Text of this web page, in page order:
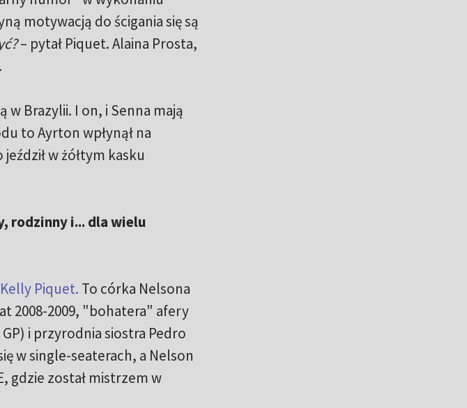
motywacją do ścigania się są
– pytał Piquet. Alaina Prosta,
Brazylii. I on, i Senna mają
to Ayrton wpłynął na
w żółtym kasku
rodzinny i... dla wielu
Piquet. To córka Nelsona
2008-2009, "bohatera" afery
i przyrodnia siostra Pedro
w single-seaterach, a Nelson
gdzie został mistrzem w